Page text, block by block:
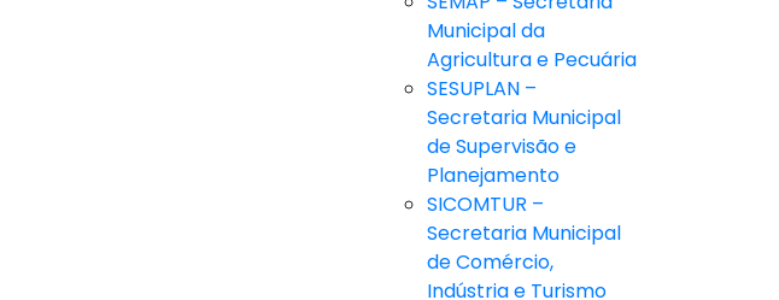
Municipal da
Agricultura e Pecuária
SESUPLAN –
Secretaria Municipal
de Supervisão e
Planejamento
SICOMTUR –
Secretaria Municipal
de Comércio,
Indústria e Turismo